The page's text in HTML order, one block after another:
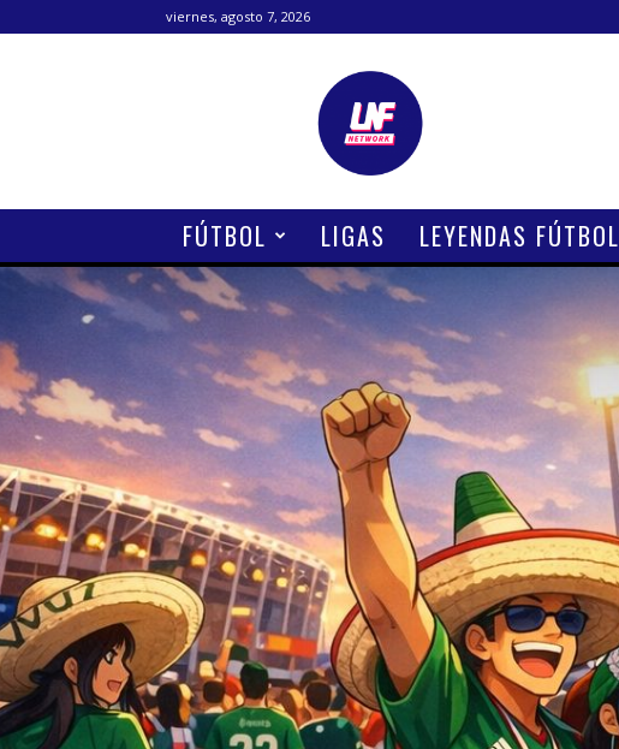
viernes, agosto 7, 2026
Lanetafutbolera
FÚTBOL LIGAS LEYENDAS FÚTBOL